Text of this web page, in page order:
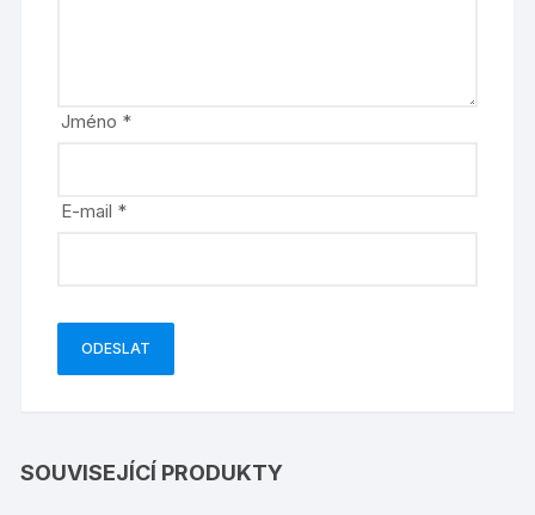
Jméno *
E-mail *
SOUVISEJÍCÍ PRODUKTY